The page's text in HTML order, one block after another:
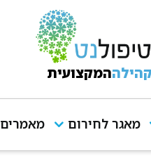
המקצועית
מאגר לחירום מאמרים